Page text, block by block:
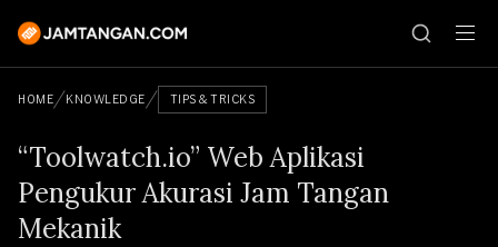
HOME KNOWLEDGE TIPS & TRICKS
“Toolwatch.io” Web Aplikasi
Pengukur Akurasi Jam Tangan
Mekanik